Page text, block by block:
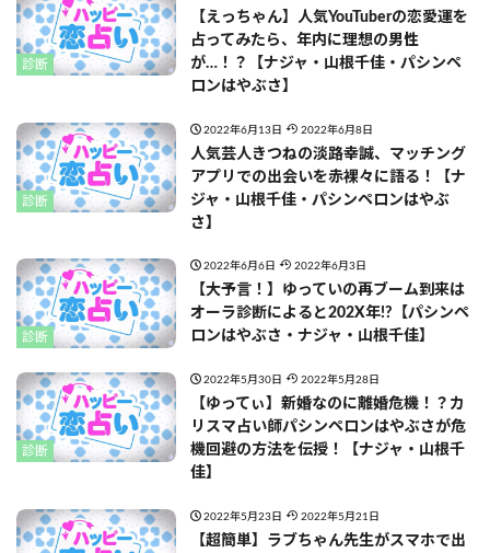
診断
【えっちゃん】人気YouTuberの恋愛運を
占ってみたら、年内に理想の男性
が…！？【ナジャ・山根千佳・パシンペ
ロンはやぶさ】
診断
2022年6月13日 2022年6月8日
人気芸人きつねの淡路幸誠、マッチング
アプリでの出会いを赤裸々に語る！【ナ
ジャ・山根千佳・パシンペロンはやぶ
さ】
診断
2022年6月6日 2022年6月3日
【大予言！】ゆっていの再ブーム到来は
オーラ診断によると202X年!?【パシンペ
ロンはやぶさ・ナジャ・山根千佳】
診断
2022年5月30日 2022年5月28日
【ゆってぃ】新婚なのに離婚危機！？カ
リスマ占い師パシンペロンはやぶさが危
機回避の方法を伝授！【ナジャ・山根千
佳】
2022年5月23日 2022年5月21日
【超簡単】ラブちゃん先生がスマホで出